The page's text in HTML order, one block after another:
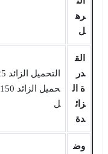
ره
ل
الق
در
ة ال
زائ
دة
ل
وض